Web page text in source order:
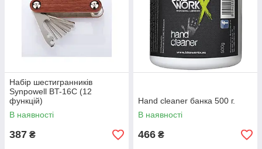
Набір шестигранників
Synpowell BT-16С (12
функцій)
В наявності
387 ₴
Hand cleaner банка 500 г.
В наявності
466 ₴